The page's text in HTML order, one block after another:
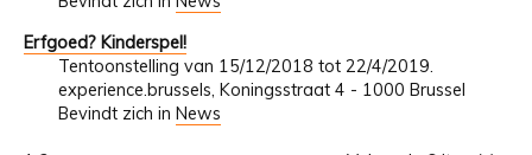
Erfgoed? Kinderspel!
Tentoonstelling van 15/12/2018 tot 22/4/2019.
experience.brussels, Koningsstraat 4 - 1000 Brussel
Bevindt zich in News